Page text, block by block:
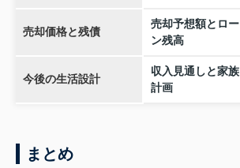
売却価格と残債
売却予想額とロー
ン残高
今後の生活設計
収入見通しと家族
計画
まとめ